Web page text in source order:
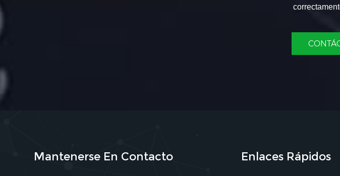
Mantenerse En Contacto Enlaces Rápidos